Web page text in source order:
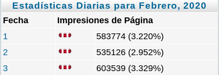
Estadísticas Diarias para Febrero, 2020
Fecha
Impresiones de Página
1
583774 (3.220%)
2
535126 (2.952%)
3
603539 (3.329%)